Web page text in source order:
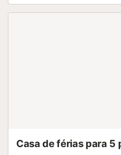
Casa de férias para 5